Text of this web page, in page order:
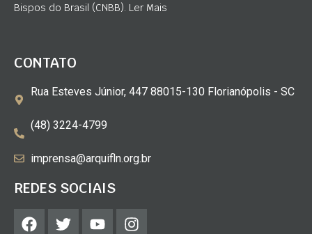
Bispos do Brasil (CNBB). Ler Mais
CONTATO
Rua Esteves Júnior, 447 88015-130 Florianópolis - SC
(48) 3224-4799
imprensa@arquifln.org.br
REDES SOCIAIS